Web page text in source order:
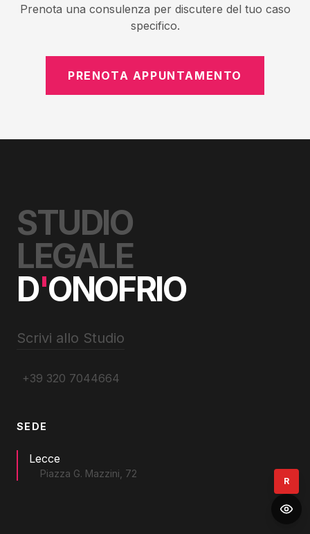
Prenota una consulenza per discutere del tuo caso
specifico.
PRENOTA APPUNTAMENTO
STUDIO
LEGALE
D'ONOFRIO
Scrivi allo Studio
+39 320 7044664
SEDE
Lecce
Piazza G. Mazzini, 72
R